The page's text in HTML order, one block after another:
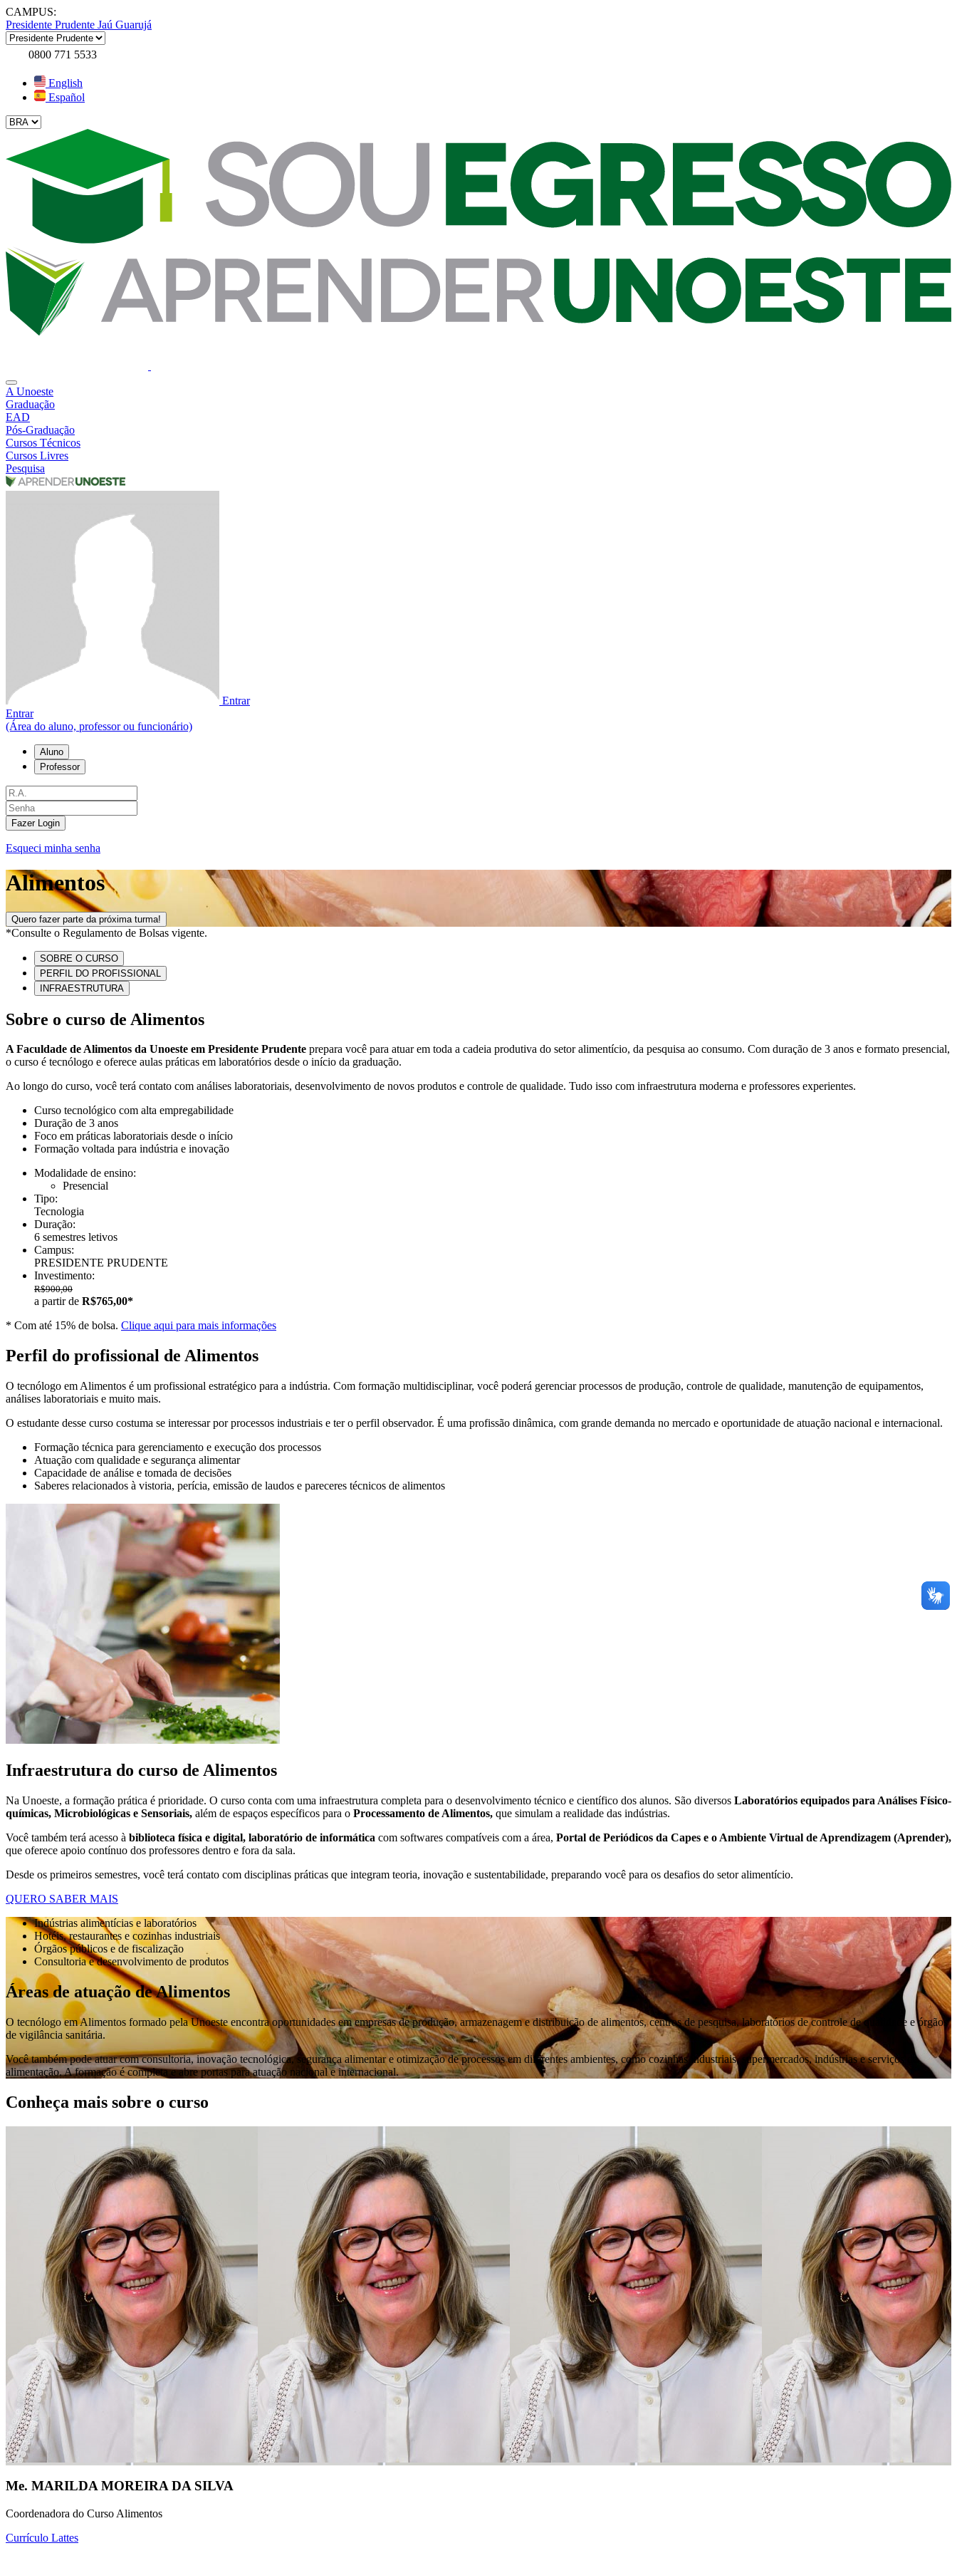
CAMPUS:
Presidente Prudente Jaú Guarujá
0800 771 5533
English
Español
A Unoeste
Graduação
EAD
Pós-Graduação
Cursos Técnicos
Cursos Livres
Pesquisa
Entrar
Entrar
(Área do aluno, professor ou funcionário)
Aluno
Professor
Fazer Login
Esqueci minha senha
Alimentos
Quero fazer parte da próxima turma!
*Consulte o Regulamento de Bolsas vigente.
SOBRE O CURSO
PERFIL DO PROFISSIONAL
INFRAESTRUTURA
Sobre o curso de Alimentos
A Faculdade de Alimentos da Unoeste em Presidente Prudente prepara você para atuar em toda a cadeia produtiva do setor alimentício, da pesquisa ao consumo. Com duração de 3 anos e formato presencial,
o curso é tecnólogo e oferece aulas práticas em laboratórios desde o início da graduação.
Ao longo do curso, você terá contato com análises laboratoriais, desenvolvimento de novos produtos e controle de qualidade. Tudo isso com infraestrutura moderna e professores experientes.
Curso tecnológico com alta empregabilidade
Duração de 3 anos
Foco em práticas laboratoriais desde o início
Formação voltada para indústria e inovação
Modalidade de ensino:
Presencial
Tipo:
Tecnologia
Duração:
6 semestres letivos
Campus:
PRESIDENTE PRUDENTE
Investimento:
R$900,00
a partir de R$765,00*
* Com até 15% de bolsa. Clique aqui para mais informações
Perfil do profissional de Alimentos
O tecnólogo em Alimentos é um profissional estratégico para a indústria. Com formação multidisciplinar, você poderá gerenciar processos de produção, controle de qualidade, manutenção de equipamentos,
análises laboratoriais e muito mais.
O estudante desse curso costuma se interessar por processos industriais e ter o perfil observador. É uma profissão dinâmica, com grande demanda no mercado e oportunidade de atuação nacional e internacional.
Formação técnica para gerenciamento e execução dos processos
Atuação com qualidade e segurança alimentar
Capacidade de análise e tomada de decisões
Saberes relacionados à vistoria, perícia, emissão de laudos e pareceres técnicos de alimentos
Infraestrutura do curso de Alimentos
Na Unoeste, a formação prática é prioridade. O curso conta com uma infraestrutura completa para o desenvolvimento técnico e científico dos alunos. São diversos Laboratórios equipados para Análises Físico-
químicas, Microbiológicas e Sensoriais, além de espaços específicos para o Processamento de Alimentos, que simulam a realidade das indústrias.
Você também terá acesso à biblioteca física e digital, laboratório de informática com softwares compatíveis com a área, Portal de Periódicos da Capes e o Ambiente Virtual de Aprendizagem (Aprender),
que oferece apoio contínuo dos professores dentro e fora da sala.
Desde os primeiros semestres, você terá contato com disciplinas práticas que integram teoria, inovação e sustentabilidade, preparando você para os desafios do setor alimentício.
QUERO SABER MAIS
Indústrias alimentícias e laboratórios
Hotéis, restaurantes e cozinhas industriais
Órgãos públicos e de fiscalização
Consultoria e desenvolvimento de produtos
Áreas de atuação de Alimentos
O tecnólogo em Alimentos formado pela Unoeste encontra oportunidades em empresas de produção, armazenagem e distribuição de alimentos, centros de pesquisa, laboratórios de controle de qualidade e órgãos
de vigilância sanitária.
Você também pode atuar com consultoria, inovação tecnológica, segurança alimentar e otimização de processos em diferentes ambientes, como cozinhas industriais, supermercados, indústrias e serviços de
alimentação. A formação é completa e abre portas para atuação nacional e internacional.
Conheça mais sobre o curso
Me. MARILDA MOREIRA DA SILVA
Coordenadora do Curso Alimentos
Currículo Lattes